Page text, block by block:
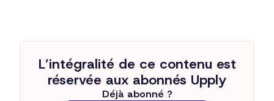
L’intégralité de ce contenu est
réservée aux abonnés Upply
Déjà abonné ?